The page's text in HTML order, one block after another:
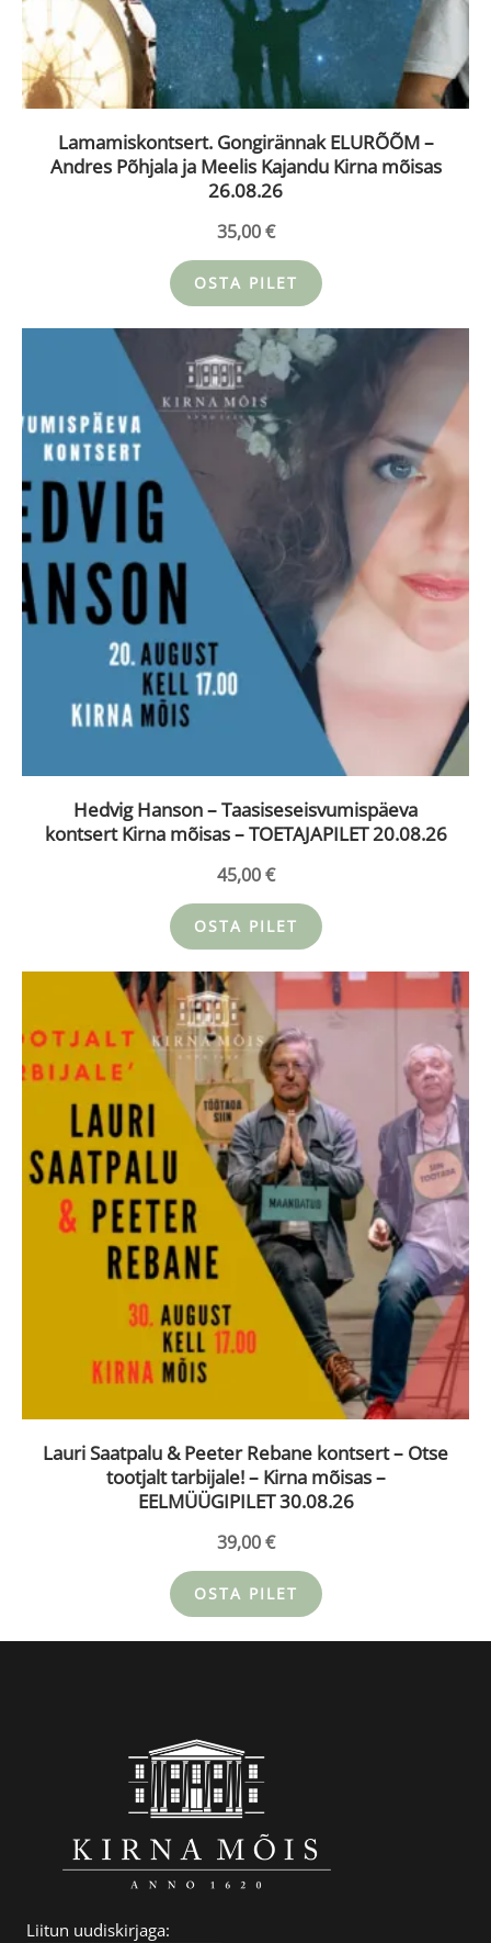
Lamamiskontsert. Gongirännak ELURÕÕM –
Andres Põhjala ja Meelis Kajandu Kirna mõisas
26.08.26
35,00€
OSTA PILET
Hedvig Hanson – Taasiseseisvumispäeva
kontsert Kirna mõisas – TOETAJAPILET 20.08.26
45,00€
OSTA PILET
Lauri Saatpalu & Peeter Rebane kontsert – Otse
tootjalt tarbijale! – Kirna mõisas –
EELMÜÜGIPILET 30.08.26
39,00€
OSTA PILET
Liitun uudiskirjaga: